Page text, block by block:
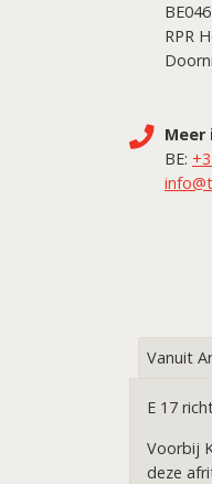
RPR
Meer
BE:
Vanuit
E 17
Voorbij
deze